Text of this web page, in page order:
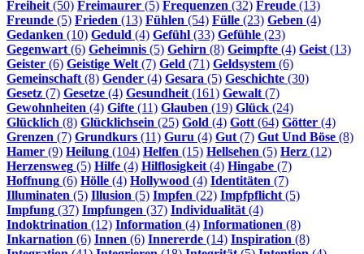
Freiheit (50) Freimaurer (5) Frequenzen (32) Freude (13)
Freunde (5) Frieden (13) Fühlen (54) Fülle (23) Geben (4)
Gedanken (10) Geduld (4) Gefühl (33) Gefühle (23)
Gegenwart (6) Geheimnis (5) Gehirn (8) Geimpfte (4) Geist (13)
Geister (6) Geistige Welt (7) Geld (71) Geldsystem (6)
Gemeinschaft (8) Gender (4) Gesara (5) Geschichte (30)
Gesetz (7) Gesetze (4) Gesundheit (161) Gewalt (7)
Gewohnheiten (4) Gifte (11) Glauben (19) Glück (24)
Glücklich (8) Glücklichsein (25) Gold (4) Gott (64) Götter (4)
Grenzen (7) Grundkurs (11) Guru (4) Gut (7) Gut Und Böse (8)
Hamer (9) Heilung (104) Helfen (15) Hellsehen (5) Herz (12)
Herzensweg (5) Hilfe (4) Hilflosigkeit (4) Hingabe (7)
Hoffnung (6) Hölle (4) Hollywood (4) Identitäten (7)
Illuminaten (5) Illusion (5) Impfen (22) Impfpflicht (5)
Impfung (37) Impfungen (37) Individualität (4)
Indoktrination (12) Information (4) Informationen (8)
Inkarnation (6) Innen (6) Innererde (14) Inspiration (8)